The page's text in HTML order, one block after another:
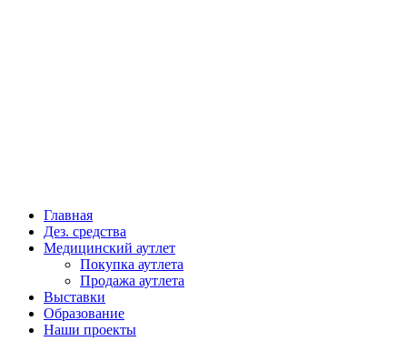
Главная
Дез. средства
Медицинский аутлет
Покупка аутлета
Продажа аутлета
Выставки
Образование
Наши проекты